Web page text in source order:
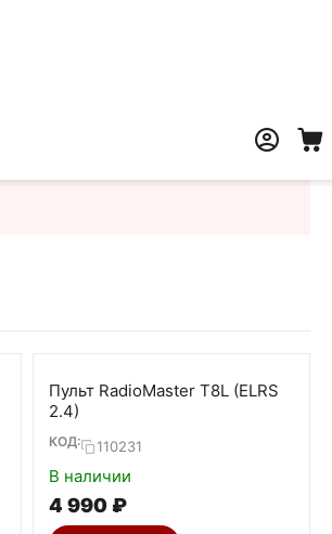
Пульт RadioMaster T8L (ELRS
2.4)
КОД: 110231
В наличии
4 990 ₽